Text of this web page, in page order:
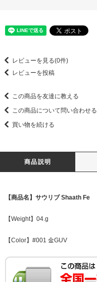
レビューを見る(0件)
レビューを投稿
この商品を友達に教える
この商品について問い合わせる
買い物を続ける
商品説明
【商品名】サウリブ Shaath Fe
【Weight】04.g
【Color】#001 金GUV